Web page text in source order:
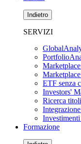
Indietro
SERVIZI
ETF senza
Investors'
Ricerca
Formazione